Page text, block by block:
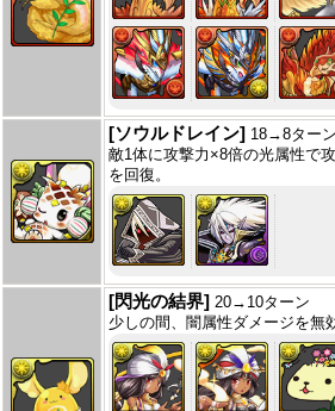
[ソウルドレイン] 18→8ターン
敵1体に攻撃力×8倍の光属性で
を回復。
[閃光の結界] 20→10ターン
少しの間、闇属性ダメージを無